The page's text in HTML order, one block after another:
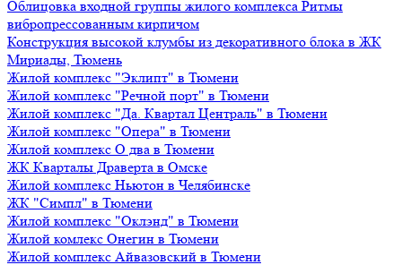
Облицовка входной группы жилого комплекса Ритмы
вибропрессованным кирпичом
Конструкция высокой клумбы из декоративного блока в ЖК
Мириады, Тюмень
Жилой комплекс "Эклипт" в Тюмени
Жилой комплекс "Речной порт" в Тюмени
Жилой комплекс "Да. Квартал Централь" в Тюмени
Жилой комплекс "Опера" в Тюмени
Жилой комплекс О два в Тюмени
ЖК Кварталы Драверта в Омске
Жилой комплекс Ньютон в Челябинске
ЖК "Симпл" в Тюмени
Жилой комплекс "Оклэнд" в Тюмени
Жилой комлекс Онегин в Тюмени
Жилой комплекс Айвазовский в Тюмени